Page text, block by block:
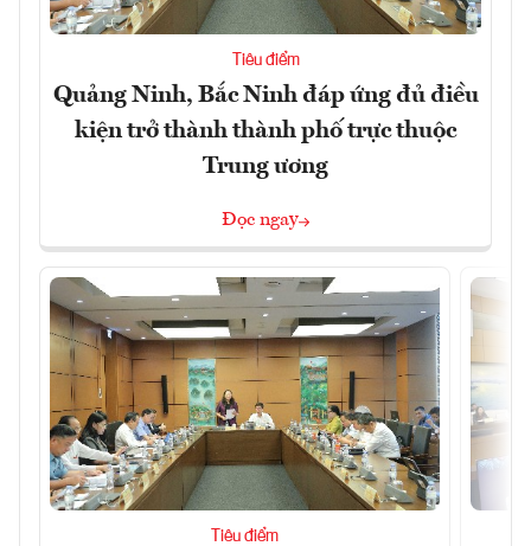
Tiêu điểm
Quảng Ninh, Bắc Ninh đáp ứng đủ điều
kiện trở thành thành phố trực thuộc
Trung ương
Đọc ngay
Tiêu điểm